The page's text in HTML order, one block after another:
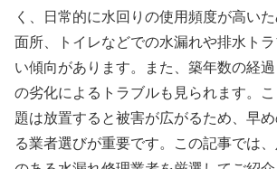
く、日常的に水回りの使用頻度が高い
面所、トイレなどでの水漏れや排水ト
い傾向があります。また、築年数の経
の劣化によるトラブルも見られます。
題は放置すると被害が広がるため、早
る業者選びが重要です。この記事では